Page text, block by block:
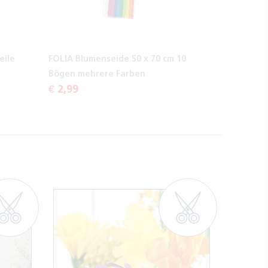
FOLIA Blumenseide 50 x 70 cm 10
Bögen mehrere Farben
€ 2,99